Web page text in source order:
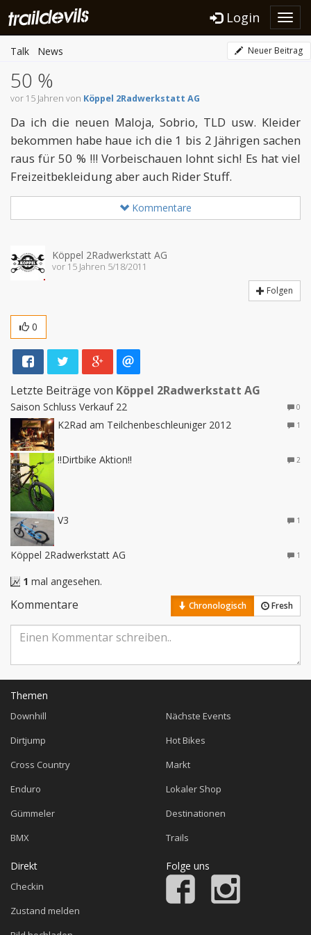
Login
Talk News Neuer Beitrag
50 %
vor 15 Jahren von Köppel 2Radwerkstatt AG
Da ich die neuen Maloja, Sobrio, TLD usw. Kleider
bekommen habe haue ich die 1 bis 2 Jährigen sachen
raus für 50 % !!! Vorbeischauen lohnt sich! Es hat viel
Freizeitbekleidung aber auch Rider Stuff.
Kommentare
Köppel 2Radwerkstatt AG
vor 15 Jahren 5/18/2011
Folgen
0
Letzte Beiträge von Köppel 2Radwerkstatt AG
Saison Schluss Verkauf 22 0
K2Rad am Teilchenbeschleuniger 2012 1
!!Dirtbike Aktion!! 2
V3 1
Köppel 2Radwerkstatt AG 1
1 mal angesehen.
Kommentare Chronologisch Fresh
Themen
Downhill
Dirtjump
Cross Country
Enduro
Gümmeler
BMX
Nächste Events
Hot Bikes
Markt
Lokaler Shop
Destinationen
Trails
Direkt
Checkin
Zustand melden
Folge uns